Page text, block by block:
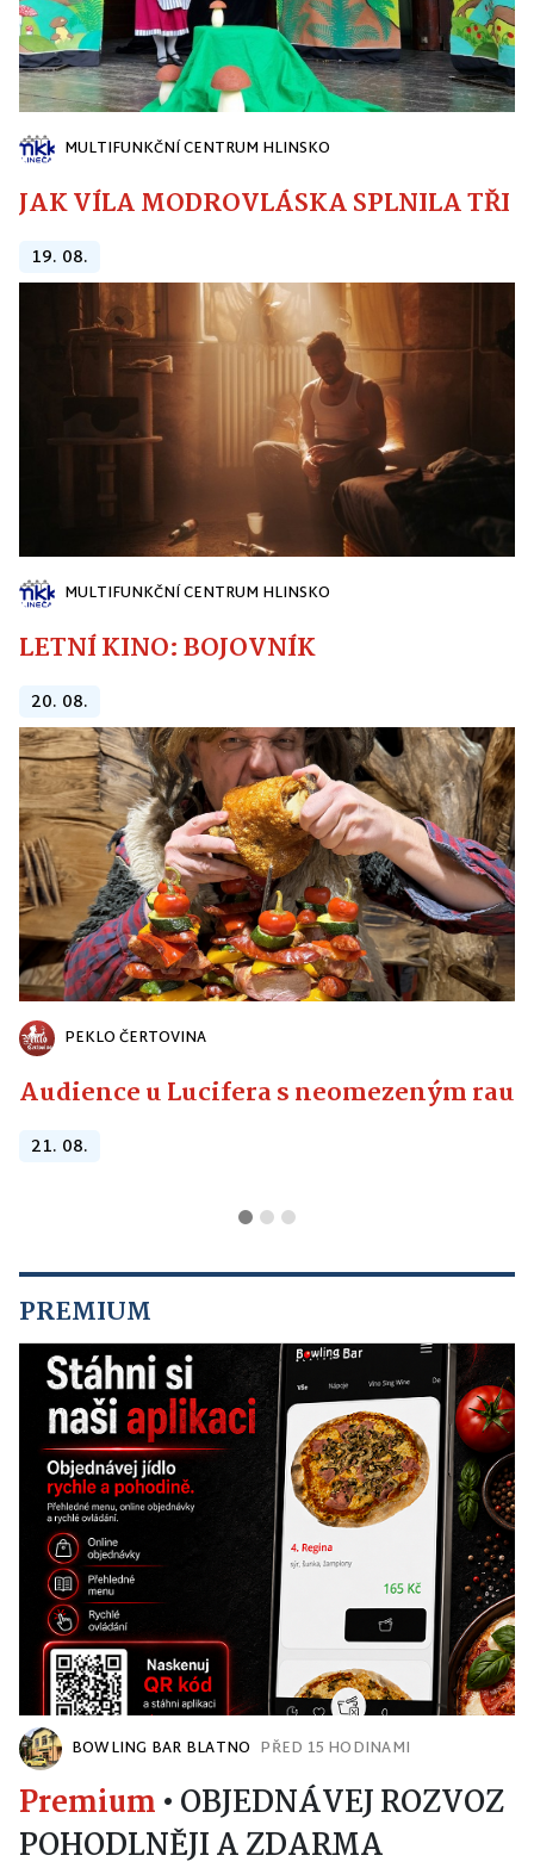
MULTIFUNKČNÍ CENTRUM HLINSKO
JAK VÍLA MODROVLÁSKA SPLNILA
19. 08.
MULTIFUNKČNÍ CENTRUM HLINSKO
LETNÍ KINO: BOJOVNÍK
20. 08.
PEKLO ČERTOVINA
Audience u Lucifera s neomezeným
21. 08.
PREMIUM
BOWLING BAR BLATNO PŘED 15 HODINAMI
Premium • OBJEDNÁVEJ ROZVOZ
POHODLNĚJI A ZDARMA